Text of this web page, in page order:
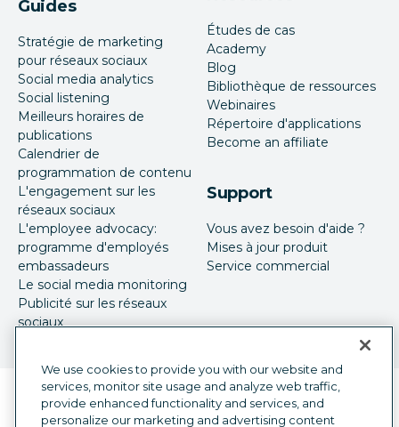
Guides
Stratégie de marketing
pour réseaux sociaux
Social media analytics
Social listening
Meilleurs horaires de
publications
Calendrier de
programmation de contenu
L'engagement sur les
réseaux sociaux
L'employee advocacy:
programme d'employés
embassadeurs
Le social media monitoring
Publicité sur les réseaux
sociaux
Études de cas
Academy
Blog
Bibliothèque de ressources
Webinaires
Répertoire d'applications
Become an affiliate
Support
Vous avez besoin d'aide ?
Mises à jour produit
Service commercial
Sélecteur de langue
French
We use cookies to provide you with our website and
services, monitor site usage and analyze web traffic,
provide enhanced functionality and services, and
personalize our marketing and advertising content